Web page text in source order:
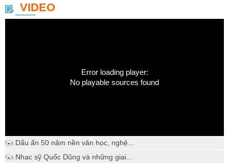
VIDEO
Error loading player:
No playable sources found
Dấu ấn 50 năm nền văn học, nghệ...
Nhạc sỹ Quốc Dũng và những giai...